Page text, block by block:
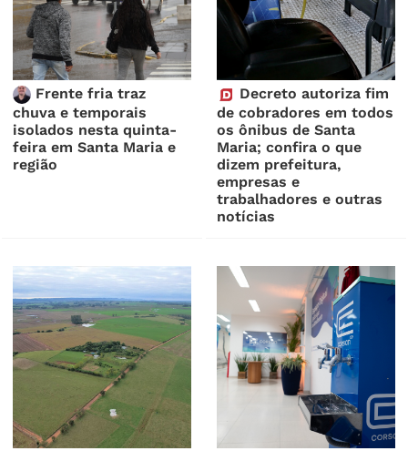
Frente fria traz
chuva e temporais
isolados nesta quinta-
feira em Santa Maria e
região
Decreto autoriza fim
de cobradores em todos
os ônibus de Santa
Maria; confira o que
dizem prefeitura,
empresas e
trabalhadores e outras
notícias